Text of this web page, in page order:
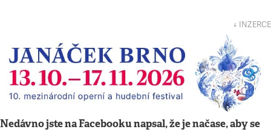
↓ INZERCE
Nedávno jste na Facebooku napsal, že je načase, aby se